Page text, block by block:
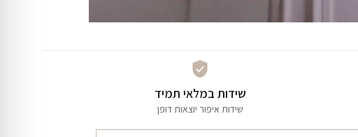
שידות במלאי תמיד
שידות איפור יוצאות דופן